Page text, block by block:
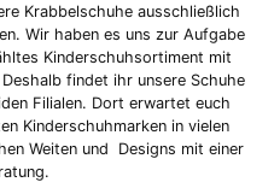
Krabbelschuhe ausschließlich
Wir haben es uns zur Aufgabe
Kinderschuhsortiment mit
findet ihr unsere Schuhe
Filialen. Dort erwartet euch
Kinderschuhmarken in vielen
Weiten und Designs mit einer